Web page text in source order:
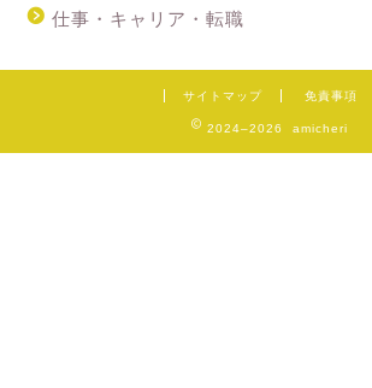
仕事・キャリア・転職
サイトマップ 免責事項
2024–2026 amicheri